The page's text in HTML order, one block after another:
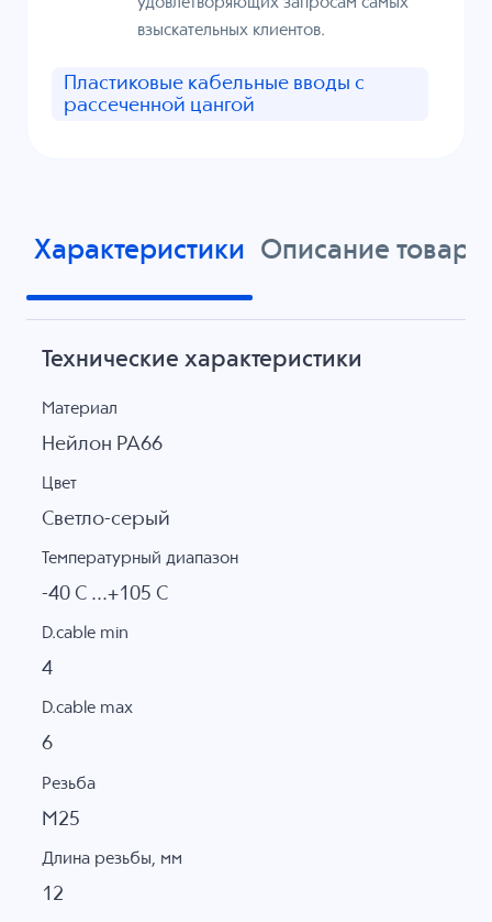
взыскательных клиентов.
Пластиковые кабельные вводы с
рассеченной цангой
Характеристики Описание товара
Технические характеристики
Материал
Нейлон PA66
Цвет
Светло-серый
Температурный диапазон
-40 C ...+105 C
D.cable min
4
D.cable max
6
Резьба
M25
Длина резьбы, мм
12